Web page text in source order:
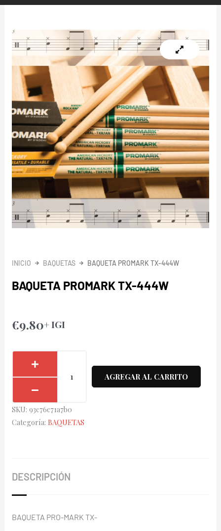
INICIO BAQUETAS BAQUETA PROMARK TX-444W
BAQUETA PROMARK TX-444W
€9.80+ IGI
cantidad
AGREGAR AL CARRITO
SKU: 93c76c71a7b0
Categoría: BAQUETAS
DESCRIPCIÓN
BAQUETA PRO-MARK TX-